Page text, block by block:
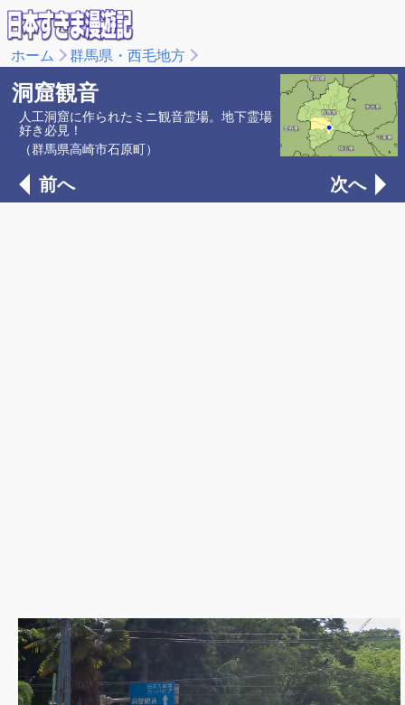
ホーム 群馬県・西毛地方
洞窟観音
人工洞窟に作られたミニ観音霊場。地下霊場
好き必見！
（群馬県高崎市石原町）
前へ 次へ